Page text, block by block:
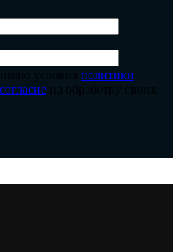
условия политики
согласие на обработку своих